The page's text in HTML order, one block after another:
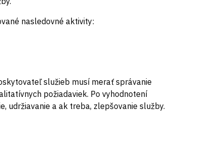
nasledovné aktivity:
služieb musí merať správanie
požiadaviek. Po vyhodnotení
udržiavanie a ak treba, zlepšovanie služby.